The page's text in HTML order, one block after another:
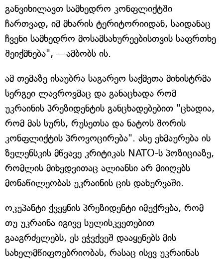
განვიხილავთ სამხედრო კონფლიქტში
ჩართვად, იმ მხარის ტერიტორიიდან, საიდანაც
ჩვენი სამხედრო მოსამსახურეებისთვის საფრთხე
შეიქმნება", —ამბობს ის.
ამ თემაზე ისაუბრა საგარეო საქმეთა მინისტრმა
სერგეი ლავროვმაც და განაცხადა რომ
უკრაინის პრეზიდენტის განცხადებებით "ცხადია,
რომ მას სურს, რუსეთსა და ნატოს შორის
კონფლიქტის პროვოცირება". ასე ეხმაურება ის
ზელენსკის მწვავე კრიტიკას NATO-ს პოზიციაზე,
რომლის მიხედვითაც ალიანსი არ მიიღებს
მონაწილეობას უკრაინის ცის დახურვაში.
ოკუპანტი ქვეყნის პრეზიდენტი იმუქრება, რომ
თუ უკრაინა იგივე სულისკვეთებით
გააგრძელებს, ეს ეჭვქვეშ დააყენებს მის
სახელმწიფოებრიობას, რასაც ისევ უკრაინას